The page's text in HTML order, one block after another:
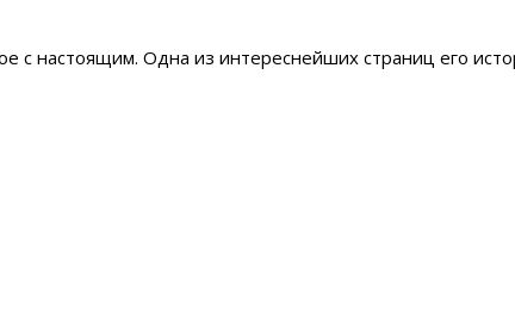
с настоящим. Одна из интереснейших страниц его